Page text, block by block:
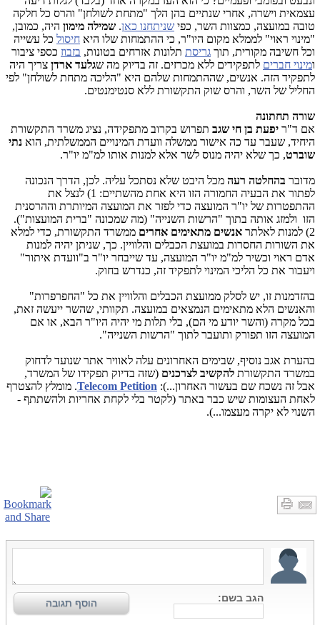
עצמאית וישרה, אחרי שנתיים בהן הלך "מתחת לשולחן" והרס כל חלקה
טובה במועצה, כמצוות השר, כפי שניתחנו כאן. שמילה מימון היה, כמובן,
"מינוי ראוי" לממלא מקום היו"ר, כי ההתמחות שלו היא חיסול כל עשייה
וכל חשיבה מקורית, תוך גריסת תלונות אזרחים בטונות, בזבוז כספי ציבור
ומינוי חברים לתפקידים ללא מכרזים. זה בדיוק מה שגלעד ארדן צריך היה
לתפקיד הזה. אנשים, שההתמחות שלהם היא "הליכה מתחת לשולחן" לפי
החליל של השר, והרס שוק התקשורת ללא סנטימנטים.
שורה תחתונה
אם ד"ר יפעת בן חי שגב תפרוש בקרוב מתפקידה, נציג משרד התקשורת
היחיד, שעבר עד כה אישור ממשלה וועדת המינויים הממשלתית, הוא נתי
שוברט, כך שלא יהיה מנוס לשר אלא למנות אותו למ"מ יו"ר.
מדובר בהחלטה רעה מכל היבט שלא נסתכל עליה. לכן, הדרך הנכונה
לפתור את הבעיה החמורה הזו היא אחת מהשתיים: 1) לנצל את
ההתפטרות של יו"ר המועצה כדי לפזר את המועצה המיותרת וההרסנית
הזו ולמזג אותה בתוך "הרשות השנייה" (מה שמכונה "ברית המועצות").
2) למנות לאלתר
אנשים מתאימים אחרים ממשרד התקשורת, כדי למלא
את השורות החסרות במועצת הכבלים והלוויין. כך, שניתן יהיה למנות
אדם ראוי וכשיר למ"מ יו"ר המועצה, עד שייבחר יו"ר ב"וועדת איתור"
ויעבור את כל הליכי המינוי לתפקיד זה, כנדרש בחוק.
בהזדמנות זו, יש לסלק ממועצת הכבלים והלוויין את כל "החפרפרות"
והאנשים הלא מתאימים הנמצאים במועצה. תקוותי, שהשר ייעשה זאת,
בכל מקרה (והשר יודע מי הם), בלי תלות מי יהיה היו"ר הבא, או אם
המועצה הזו תפורק ותועבר לתוך "הרשות השנייה".
בהערת אגב נוסיף, שבימים האחרונים עלה לאוויר אתר שנועד לדחוק
במשרד התקשורת להקשיב לצרכנים (שזה בדיוק תפקידו של המשרד,
אבל זה נשכח שם בעשור האחרון...): Telecom Petition. מומלץ להצטרף
לאחת העצומות שיש כבר באתר (לקטר בלי לקחת אחריות ולהשתתף -
השנוי לא יקרה מעצמו...).